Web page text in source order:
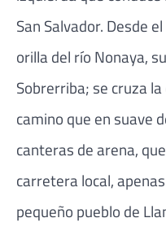
San Salvador. Desde
orilla del río Nonaya,
Sobrerriba; se cruza
camino que en suave
canteras de arena,
carretera local,
pequeño pueblo de